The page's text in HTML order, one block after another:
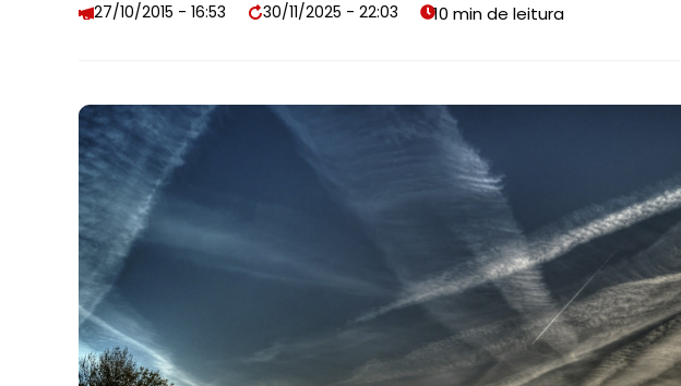
27/10/2015 - 16:53
30/11/2025 - 22:03